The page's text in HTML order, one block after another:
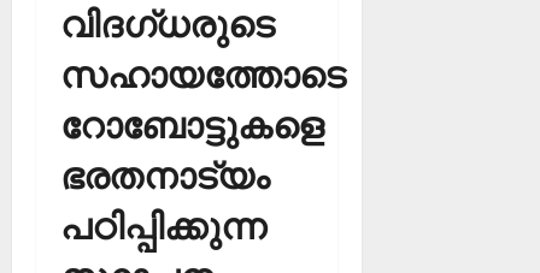
വിദഗ്ധരുടെ
സഹായത്തോടെ
റോബോട്ടുകളെ
ഭരതനാട്യം
പഠിപ്പിക്കുന്ന